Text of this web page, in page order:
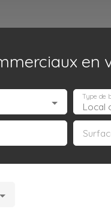
en
Local
Type de